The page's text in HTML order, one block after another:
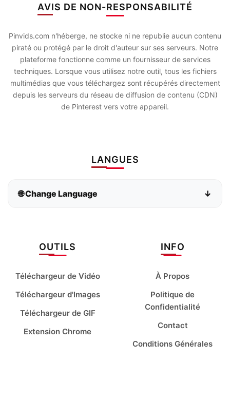
AVIS DE NON-RESPONSABILITÉ
Pinvids.com n'héberge, ne stocke ni ne republie aucun contenu
piraté ou protégé par le droit d'auteur sur ses serveurs. Notre
plateforme fonctionne comme un fournisseur de services
techniques. Lorsque vous utilisez notre outil, tous les fichiers
multimédias que vous téléchargez sont récupérés directement
depuis les serveurs du réseau de diffusion de contenu (CDN)
de Pinterest vers votre appareil.
LANGUES
🌐 Change Language ↓
Deutsch English
italiano Kiswahili
magyar
português
OUTILS
Téléchargeur de Vidéo
Téléchargeur d'Images
Téléchargeur de GIF
Extension Chrome
INFO
À Propos
Politique de
Confidentialité
Contact
Conditions Générales